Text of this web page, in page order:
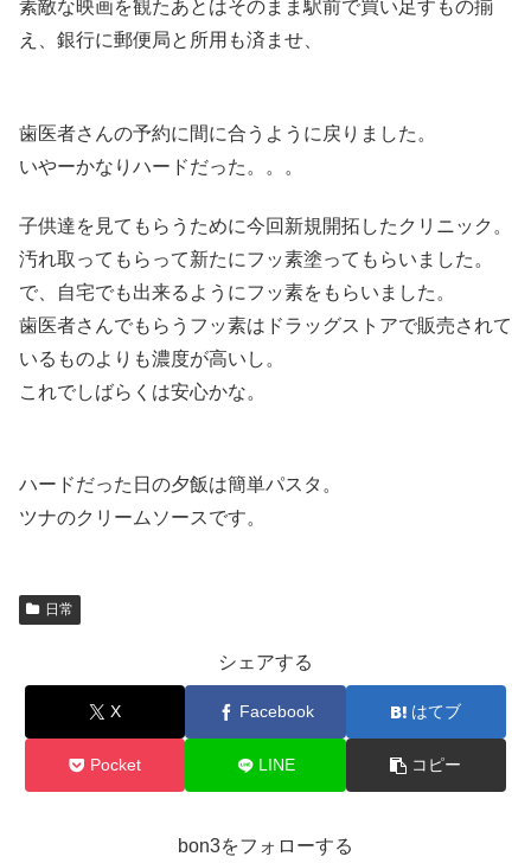
素敵な映画を観たあとはそのまま駅前で買い足すもの揃
え、銀行に郵便局と所用も済ませ、
歯医者さんの予約に間に合うように戻りました。
いやーかなりハードだった。。。
子供達を見てもらうために今回新規開拓したクリニック。
汚れ取ってもらって新たにフッ素塗ってもらいました。
で、自宅でも出来るようにフッ素をもらいました。
歯医者さんでもらうフッ素はドラッグストアで販売されて
いるものよりも濃度が高いし。
これでしばらくは安心かな。
ハードだった日の夕飯は簡単パスタ。
ツナのクリームソースです。
日常
シェアする
X Facebook はてブ
Pocket LINE コピー
bon3をフォローする